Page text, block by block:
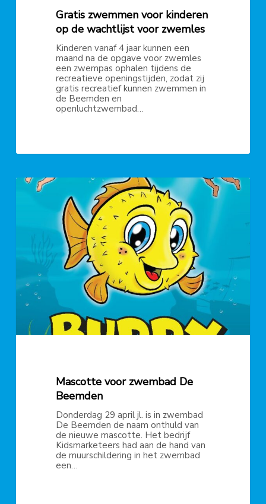
Gratis zwemmen voor kinderen
op de wachtlijst voor zwemles
Kinderen vanaf 4 jaar kunnen een
maand na de opgave voor zwemles
een zwempas ophalen tijdens de
recreatieve openingstijden, zodat zij
gratis recreatief kunnen zwemmen in
de Beemden en
openluchtzwembad…
Mascotte
Mascotte voor zwembad De
Beemden
Donderdag 29 april jl. is in zwembad
De Beemden de naam onthuld van
de nieuwe mascotte. Het bedrijf
Kidsmarketeers had aan de hand van
de muurschildering in het zwembad
een…